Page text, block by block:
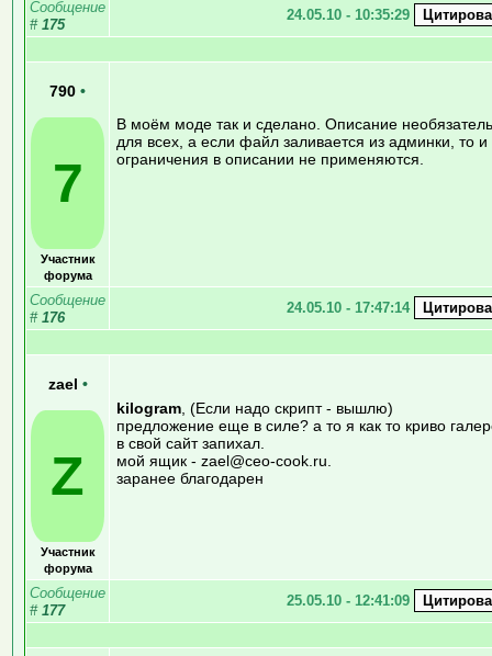
Сообщение
# 175
24.05.10 - 10:35:29
790 •
7
Участник
форума
В моём моде так и сделано. Описание
для всех, а если файл заливается из админки, то и
ограничения в описании не применяются.
Сообщение
# 176
24.05.10 - 17:47:14
zael •
Z
Участник
форума
kilogram , (Если надо скрипт - вышлю)
предложение еще в силе? а то я как то криво
в свой сайт запихал.
мой ящик - zael@ceo-cook.ru.
заранее благодарен
Сообщение
# 177
25.05.10 - 12:41:09